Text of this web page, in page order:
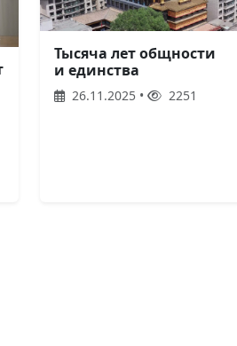
Тысяча лет общности
и единства
26.11.2025 • 2251